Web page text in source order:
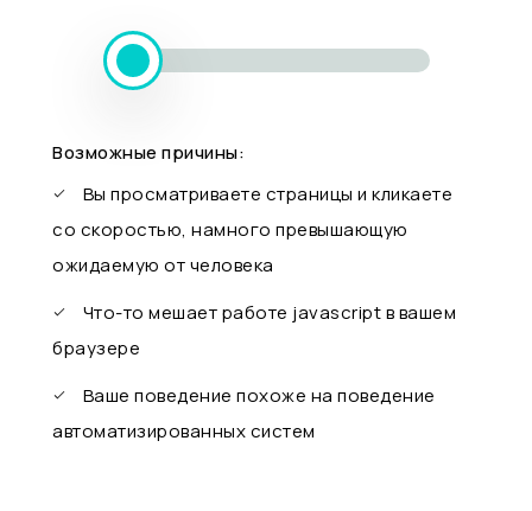
Возможные причины:
Вы просматриваете страницы и кликаете
со скоростью, намного превышающую
ожидаемую от человека
Что-то мешает работе javascript в вашем
браузере
Ваше поведение похоже на поведение
автоматизированных систем